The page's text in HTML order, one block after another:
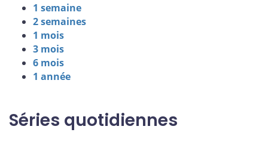
1 semaine
2 semaines
1 mois
3 mois
6 mois
1 année
Séries quotidiennes